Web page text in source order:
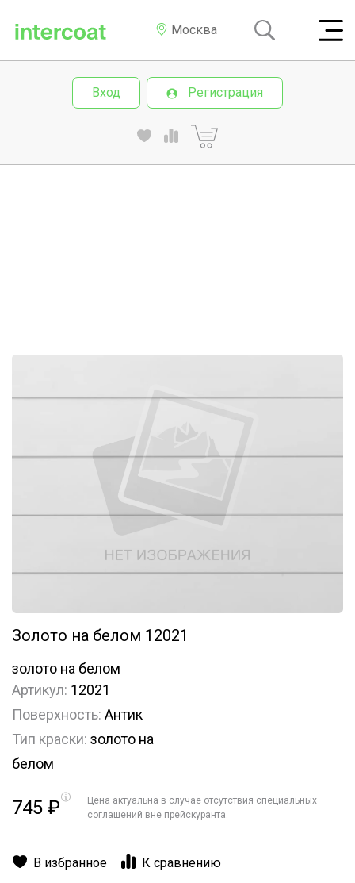
Москва
Вход Регистрация
Золото на белом 12021
золото на белом
Артикул: 12021
Поверхность: Антик
Тип краски: золото на
белом
745 ₽
Цена актуальна в случае отсутствия специальных
соглашений вне прейскуранта.
В избранное К сравнению